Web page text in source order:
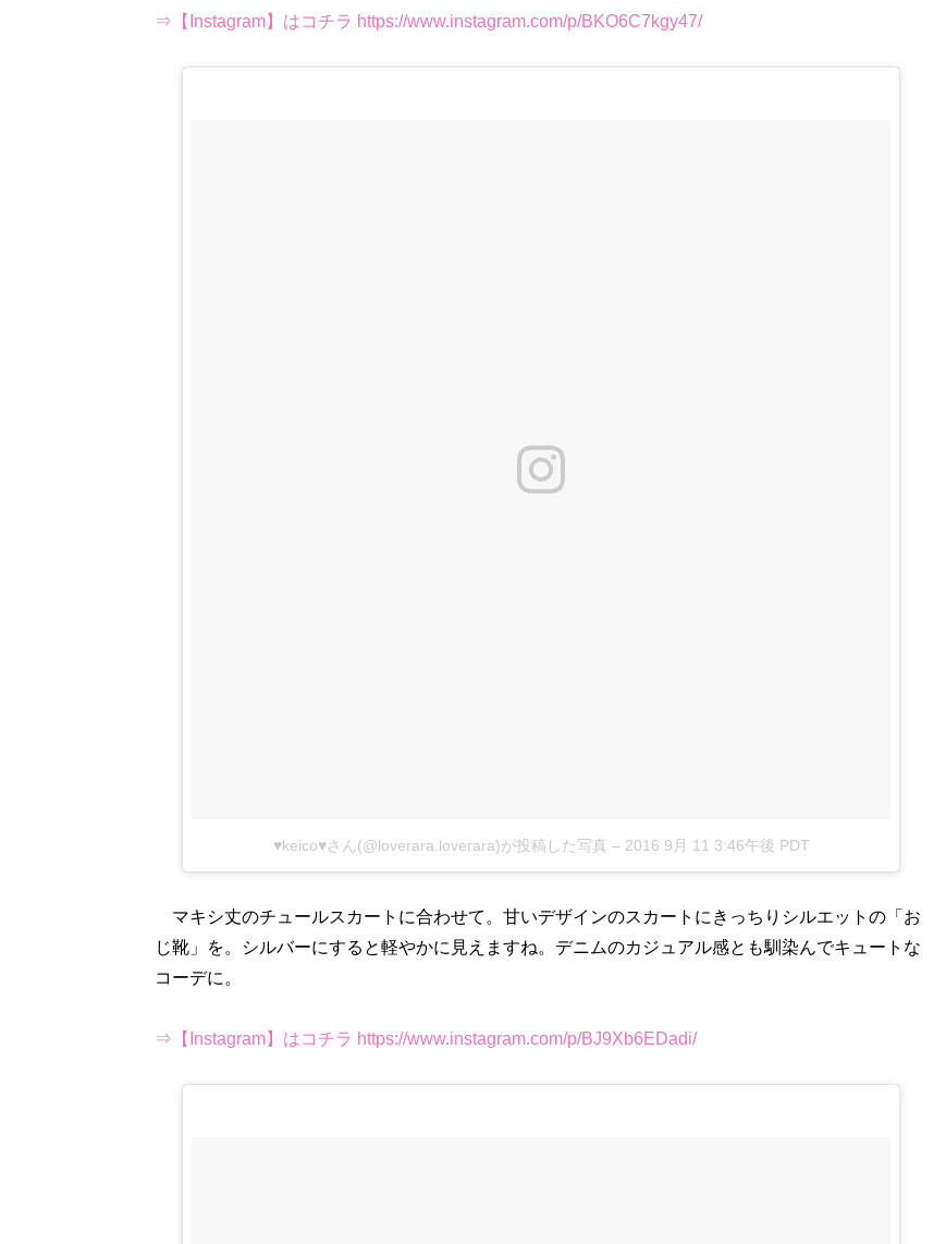
⇒【Instagram】はコチラ https://www.instagram.com/p/BKO6C7kgy47/
♥keico♥さん(@loverara.loverara)が投稿した写真 – 2016 9月 11 3:46午後 PDT
マキシ丈のチュールスカートに合わせて。甘いデザインのスカートにきっちりシルエットの「お
じ靴」を。シルバーにすると軽やかに見えますね。デニムのカジュアル感とも馴染んでキュートな
コーデに。
⇒【Instagram】はコチラ https://www.instagram.com/p/BJ9Xb6EDadi/